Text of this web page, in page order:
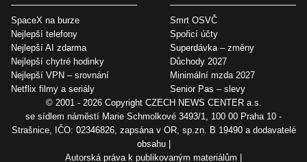
SpaceX na burze
Nejlepší telefony
Nejlepší AI zdarma
Nejlepší chytré hodinky
Nejlepší VPN – srovnání
Netflix filmy a seriály
Smrt OSVČ
Spořicí účty
Superdávka – změny
Důchody 2027
Minimální mzda 2027
Senior Pas – slevy
© 2001 - 2026 Copyright CZECH NEWS CENTER a.s.
se sídlem náměstí Marie Schmolkové 3493/1, 100 00 Praha 10 -
Strašnice, IČO: 02346826, zapsána v OR, sp.zn. B 19490 a dodavatelé
obsahu
Autorská práva k publikovaným materiálům